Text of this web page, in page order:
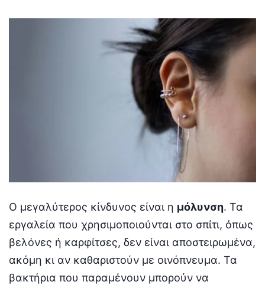
Ο μεγαλύτερος κίνδυνος είναι η μόλυνση. Τα
εργαλεία που χρησιμοποιούνται στο σπίτι, όπως
βελόνες ή καρφίτσες, δεν είναι αποστειρωμένα,
ακόμη κι αν καθαριστούν με οινόπνευμα. Τα
βακτήρια που παραμένουν μπορούν να